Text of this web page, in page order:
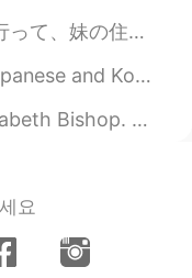
2019.05.13 08:20
très bien... Ils
non plus.
little sister’s family, and did some erra...
instead! 🥺🤷🏼‍♀️ I’m sorry, I’ll...
many waterfalls here; the c...
요